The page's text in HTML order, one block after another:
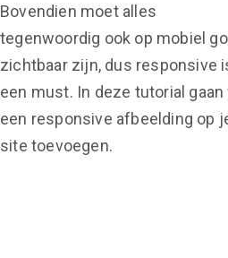
Bovendien moet alles
tegenwoordig ook op mobiel
zichtbaar zijn, dus responsive
een must. In deze tutorial gaan
een responsive afbeelding op
site toevoegen.